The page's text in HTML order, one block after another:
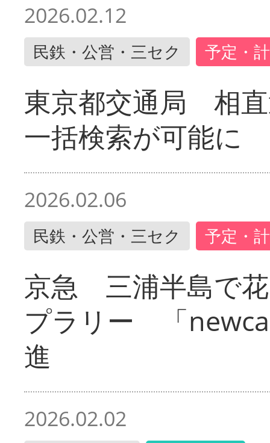
2026.02.12
民鉄・公営・三セク 予定・
東京都交通局 相
一括検索が可能に
2026.02.06
民鉄・公営・三セク 予定・
京急 三浦半島で
プラリー 「
進
2026.02.02